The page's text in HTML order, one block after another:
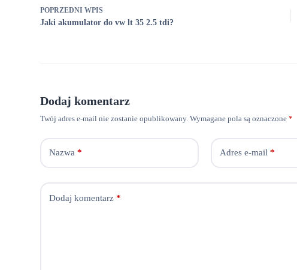
POPRZEDNIWPIS
Jaki akumulator do vw lt 35 2.5 tdi?
Dodaj komentarz
Twój adres e-mail nie zostanie opublikowany. Wymagane pola są oznaczone*
Nazwa * Adres e-mail *
Dodaj komentarz *